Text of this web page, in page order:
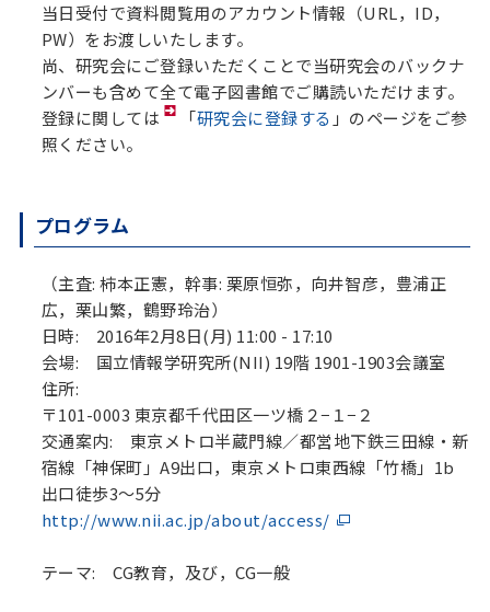
当日受付で資料閲覧用のアカウント情報（URL，ID，
PW）をお渡しいたします。
尚、研究会にご登録いただくことで当研究会のバックナ
ンバーも含めて全て電子図書館でご購読いただけます。
登録に関しては
「研究会に登録する 」のページをご参
照ください。
プログラム
（主査: 柿本正憲，幹事: 栗原恒弥，向井智彦，豊浦正
広，栗山繁，鶴野玲治）
日時: 2016年2月8日(月) 11:00 - 17:10
会場: 国立情報学研究所(NII) 19階 1901-1903会議室
住所:
〒101-0003 東京都千代田区一ツ橋２−１−２
交通案内: 東京メトロ半蔵門線／都営地下鉄三田線・新
宿線「神保町」A9出口，東京メトロ東西線「竹橋」1b
出口徒歩3～5分
http://www.nii.ac.jp/about/access/
テーマ: CG教育，及び，CG一般